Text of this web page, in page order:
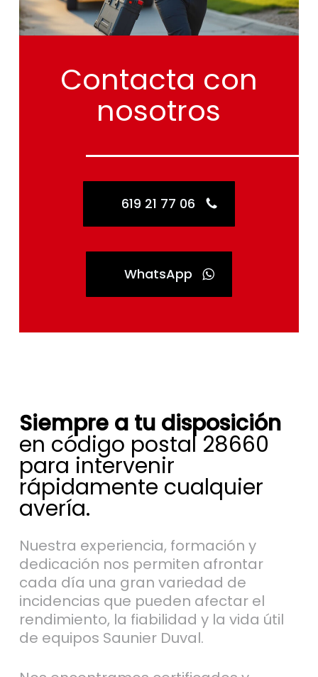
Contacta con
nosotros
619 21 77 06
WhatsApp
Siempre a tu disposición
en código postal 28660
para intervenir
rápidamente cualquier
avería.
Nuestra experiencia, formación y
dedicación nos permiten afrontar
cada día una gran variedad de
incidencias que pueden afectar el
rendimiento, la fiabilidad y la vida útil
de equipos Saunier Duval.